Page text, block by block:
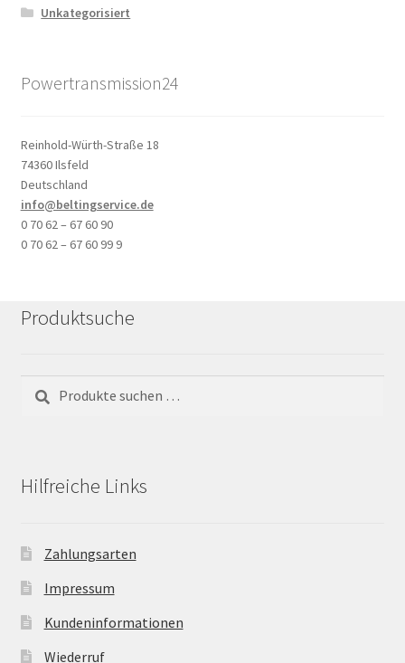
Unkategorisiert
Powertransmission24
Reinhold-Würth-Straße 18
74360 Ilsfeld
Deutschland
info@beltingservice.de
0 70 62 – 67 60 90
0 70 62 – 67 60 99 9
Produktsuche
nach:
Hilfreiche Links
Zahlungsarten
Impressum
Kundeninformationen
Wiederruf